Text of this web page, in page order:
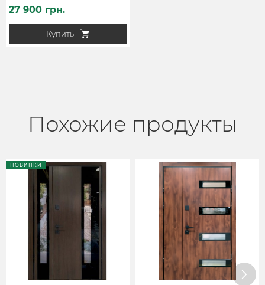
Купить
27 900 грн.
Похожие продукты
НОВИНКИ